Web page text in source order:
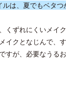
は、夏でもベタ
くずれにくいメイ
イクとなじんで、
すが、必要なうる